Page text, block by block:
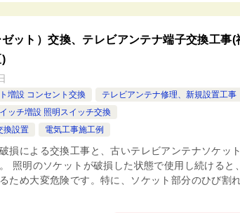
ット）交換、テレビアンテナ端子交換工事(
)
増設 コンセント交換
テレビアンテナ修理、新規設置工事
ッチ増設 照明スイッチ交換
換設置
電気工事施工例
損による交換工事と、古いテレビアンテナソケッ
照明のソケットが破損した状態で使用し続けると
ため大変危険です。特に、ソケット部分のひび割